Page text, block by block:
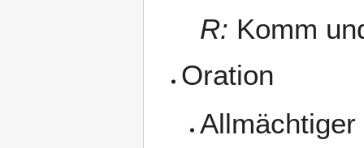
R: Komm
Oration